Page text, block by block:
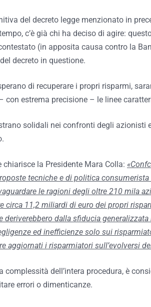
del decreto legge menzionato in
c’è già chi ha deciso di agire:
(in apposita causa contro la
decreto in questione.
di recuperare i propri risparmi,
con estrema precisione – le linee
solidali nei confronti degli azionisti
la Presidente Mara Colla:
tecniche e di politica
le ragioni degli oltre 210 mila
circa 11,2 miliardi di euro dei propri
deriverebbero dalla sfiducia
ed inefficienze solo sui
aggiornati i risparmiatori sull’evolversi
complessità dell’intera procedura, è
errori o dimenticanze.